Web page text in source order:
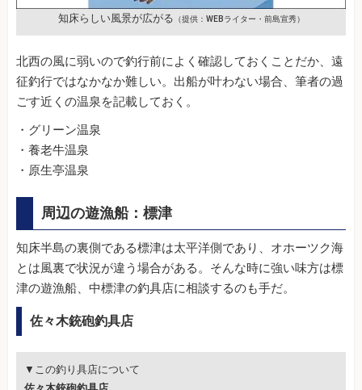
知床らしい風景が広がる （提供：WEBライター・前島宣秀）
北西の風に弱いので釣行前によく確認しておくことだか、遠
征釣行ではなかなか難しい。出船が叶わない場合、筆者の過
ごす近くの温泉を記載しておく。
・グリーン温泉
・養老牛温泉
・原生亭温泉
周辺の遊漁船：標津
知床半島の裏側である標津は太平洋側であり、オホーツク海
とは風裏で状況が違う場合がある。そんな時に強い味方は標
津の遊漁船、中標津の釣具店に相談するのも手だ。
佐々木銃砲釣具店
▼この釣り具店について